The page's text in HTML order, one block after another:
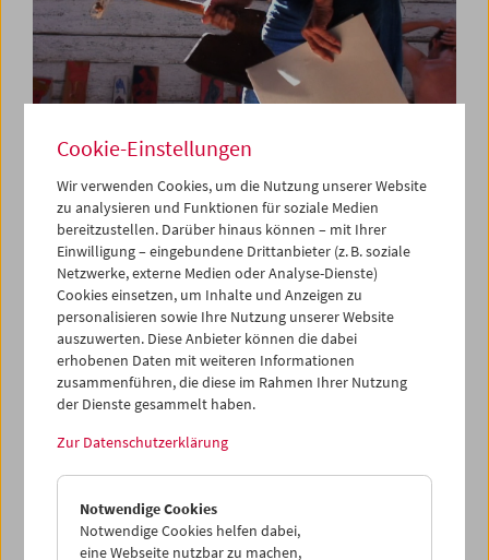
Da capo: "Triptychon und Coda" (2018) von
Michael Pilz
Cookie-Einstellungen
Wir verwenden Cookies, um die Nutzung unserer Website
zu analysieren und Funktionen für soziale Medien
bereitzustellen. Darüber hinaus können – mit Ihrer
Einwilligung – eingebundene Drittanbieter (z. B. soziale
Netzwerke, externe Medien oder Analyse-Dienste)
Cookies einsetzen, um Inhalte und Anzeigen zu
personalisieren sowie Ihre Nutzung unserer Website
auszuwerten. Diese Anbieter können die dabei
erhobenen Daten mit weiteren Informationen
zusammenführen, die diese im Rahmen Ihrer Nutzung
der Dienste gesammelt haben.
Zur Datenschutzerklärung
Notwendige Cookies
Notwendige Cookies helfen dabei,
eine Webseite nutzbar zu machen,